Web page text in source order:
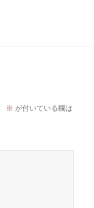
※ が付いている欄は